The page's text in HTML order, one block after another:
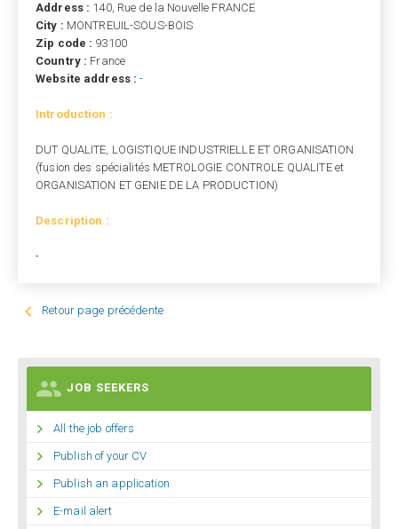
Address : 140, Rue de la Nouvelle FRANCE
City : MONTREUIL-SOUS-BOIS
Zip code : 93100
Country : France
Website address :-
Introduction :
DUT QUALITE, LOGISTIQUE INDUSTRIELLE ET ORGANISATION
(fusion des spécialités METROLOGIE CONTROLE QUALITE et
ORGANISATION ET GENIE DE LA PRODUCTION)
Description :
-
 Retour page précédente
 JOB SEEKERS
 All the job offers
 Publish of your CV
 Publish an application
 E-mail alert